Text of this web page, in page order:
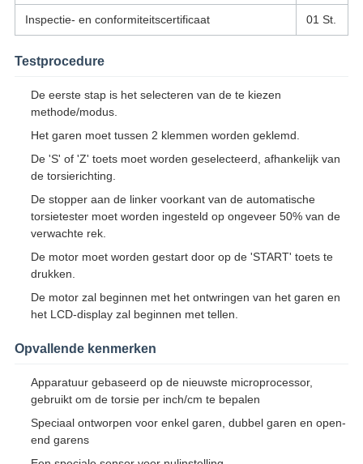
Inspectie- en conformiteitscertificaat 01 St.
Testprocedure
De eerste stap is het selecteren van de te kiezen
methode/modus.
Het garen moet tussen 2 klemmen worden geklemd.
De 'S' of 'Z' toets moet worden geselecteerd, afhankelijk van
de torsierichting.
De stopper aan de linker voorkant van de automatische
torsietester moet worden ingesteld op ongeveer 50% van de
verwachte rek.
De motor moet worden gestart door op de 'START' toets te
drukken.
De motor zal beginnen met het ontwringen van het garen en
het LCD-display zal beginnen met tellen.
Opvallende kenmerken
Apparatuur gebaseerd op de nieuwste microprocessor,
gebruikt om de torsie per inch/cm te bepalen
Speciaal ontworpen voor enkel garen, dubbel garen en open-
end garens